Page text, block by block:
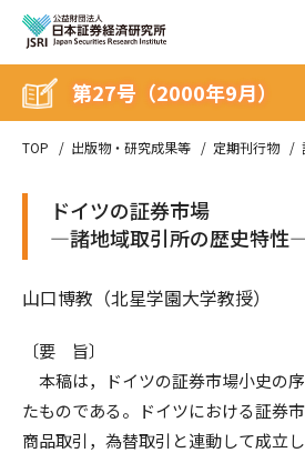
TOP 出版物・研究成果等 定期刊行物
第27号（2000年9月）
ドイツの証券市場
―諸地域取引所の歴史特性
山口博教（北星学園大学教授）
〔要 旨〕
本稿は，ドイツの証券市場小史の
たものである。ドイツにおける証券
商品取引，為替取引と連動して成立